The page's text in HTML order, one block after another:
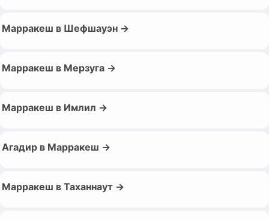
Марракеш в Шефшауэн →
Марракеш в Мерзуга →
Марракеш в Имлил →
Агадир в Марракеш →
Марракеш в Таханнаут →